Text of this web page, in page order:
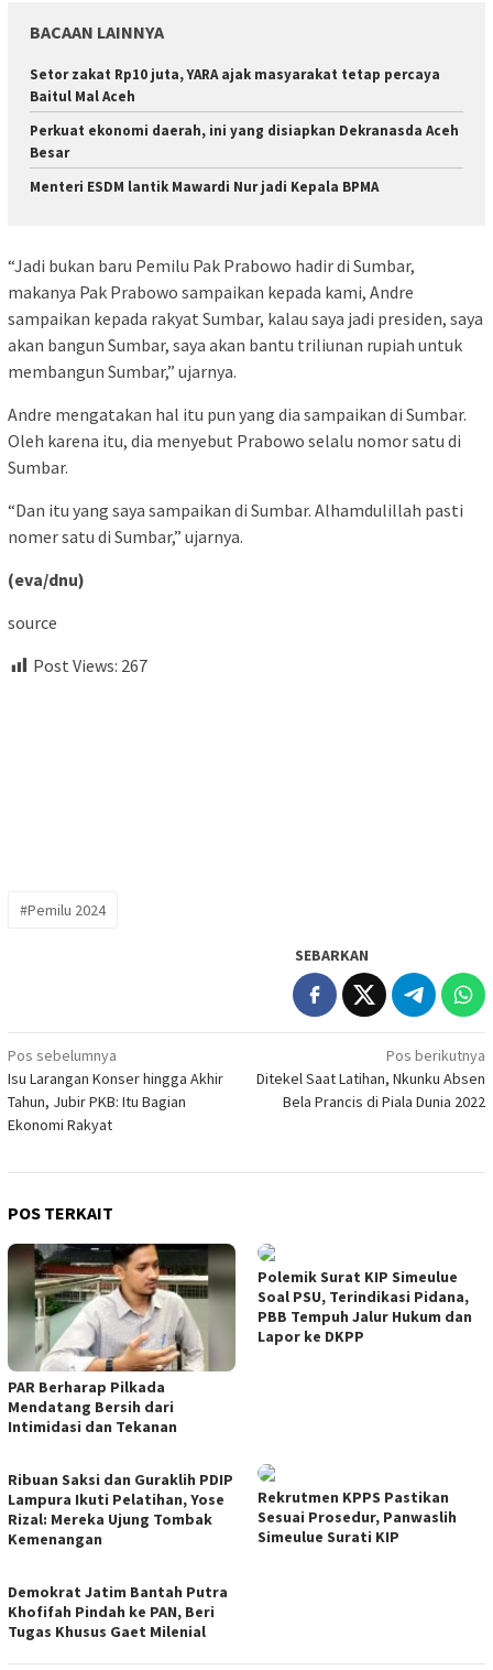
BACAAN LAINNYA
Setor zakat Rp10 juta, YARA ajak masyarakat tetap percaya
Baitul Mal Aceh
Perkuat ekonomi daerah, ini yang disiapkan Dekranasda Aceh
Besar
Menteri ESDM lantik Mawardi Nur jadi Kepala BPMA
“Jadi bukan baru Pemilu Pak Prabowo hadir di Sumbar,
makanya Pak Prabowo sampaikan kepada kami, Andre
sampaikan kepada rakyat Sumbar, kalau saya jadi presiden, saya
akan bangun Sumbar, saya akan bantu triliunan rupiah untuk
membangun Sumbar,” ujarnya.
Andre mengatakan hal itu pun yang dia sampaikan di Sumbar.
Oleh karena itu, dia menyebut Prabowo selalu nomor satu di
Sumbar.
“Dan itu yang saya sampaikan di Sumbar. Alhamdulillah pasti
nomer satu di Sumbar,” ujarnya.
(eva/dnu)
source
Post Views: 267
#Pemilu 2024
SEBARKAN
Navigasi
pos
Pos sebelumnya
Isu Larangan Konser hingga Akhir
Tahun, Jubir PKB: Itu Bagian
Ekonomi Rakyat
Pos berikutnya
Ditekel Saat Latihan, Nkunku Absen
Bela Prancis di Piala Dunia 2022
POS TERKAIT
PAR Berharap Pilkada
Mendatang Bersih dari
Intimidasi dan Tekanan
Polemik Surat KIP Simeulue
Soal PSU, Terindikasi Pidana,
PBB Tempuh Jalur Hukum dan
Lapor ke DKPP
Ribuan Saksi dan Guraklih PDIP
Lampura Ikuti Pelatihan, Yose
Rizal: Mereka Ujung Tombak
Kemenangan
Rekrutmen KPPS Pastikan
Sesuai Prosedur, Panwaslih
Simeulue Surati KIP
Demokrat Jatim Bantah Putra
Khofifah Pindah ke PAN, Beri
Tugas Khusus Gaet Milenial